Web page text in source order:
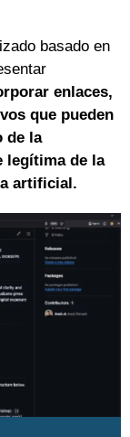
basado en
enlaces,
que pueden
de la
legítima de la
artificial.